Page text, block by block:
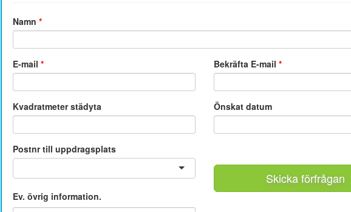
Namn *
E-mail * Bekräfta E-mail*
Kvadratmeter städyta Önskat datum
Postnr till uppdragsplats
Ev. övrig information.
Skicka förfrågan